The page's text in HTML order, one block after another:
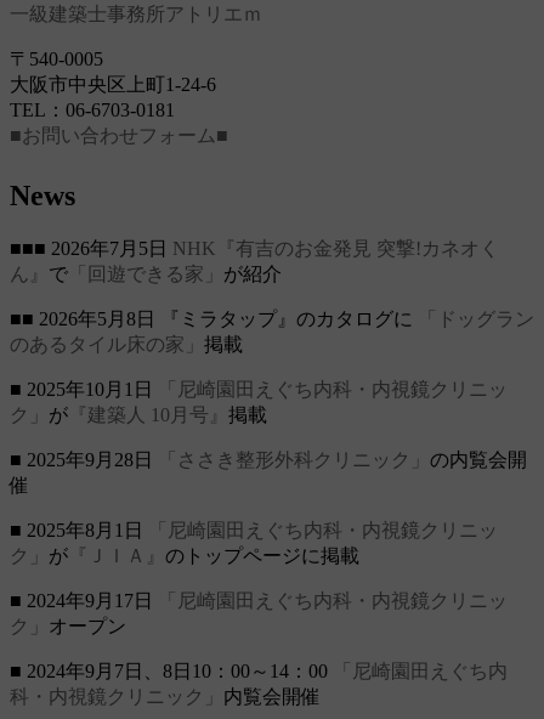
一級建築士事務所アトリエｍ
〒540-0005
大阪市中央区上町1-24-6
TEL：06-6703-0181
■お問い合わせフォーム■
News
■■■ 2026年7月5日 NHK『有吉のお金発見 突撃!カネオく
ん』 で 「回遊できる家」 が紹介
■■ 2026年5月8日 『ミラタップ』のカタログに
「ドッグラン
のあるタイル床の家」 掲載
■ 2025年10月1日
「尼崎園田えぐち内科・内視鏡クリニッ
ク」 が 『建築人 10月号』 掲載
■ 2025年9月28日 「ささき整形外科クリニック」 の内覧会開
催
■ 2025年8月1日
「尼崎園田えぐち内科・内視鏡クリニッ
ク」 が 『ＪＩＡ』 のトップページに掲載
■ 2024年9月17日
「尼崎園田えぐち内科・内視鏡クリニッ
ク」 オープン
■ 2024年9月7日、8日10：00～14：00
「尼崎園田えぐち内
科・内視鏡クリニック」 内覧会開催